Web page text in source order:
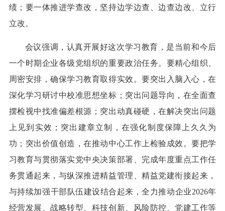
绩；要一体推进学查改，坚持边学边查、边查边改、立行
立改。
会议强调，认真开展好这次学习教育，是当前和今后
一个时期企业各级党组织的重要政治任务。要精心组织、
周密安排，确保学习教育取得实效。要突出入脑入心，在
深化学习研讨中校准思想坐标；突出问题导向，在全面查
摆检视中找准偏差根源；突出动真碰硬，在解决突出问题
上见到实效；突出建章立制，在强化制度保障上久久为
功；突出价值创造，在推动中心工作上检验成效。要把学
习教育与贯彻落实党中央决策部署、完成年度重点工作任
务贯通起来，与纵深推进精益管理、精益党建衔接起来，
与持续加强干部队伍建设结合起来，全力推动企业2026年
经营发展、战略转型、科技创新、风险防控、党建工作等